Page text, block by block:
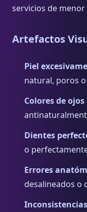
servicios de menor
Artefactos
Piel
natural, poros
Colores de
Dientes
o
Errores
desalineados o